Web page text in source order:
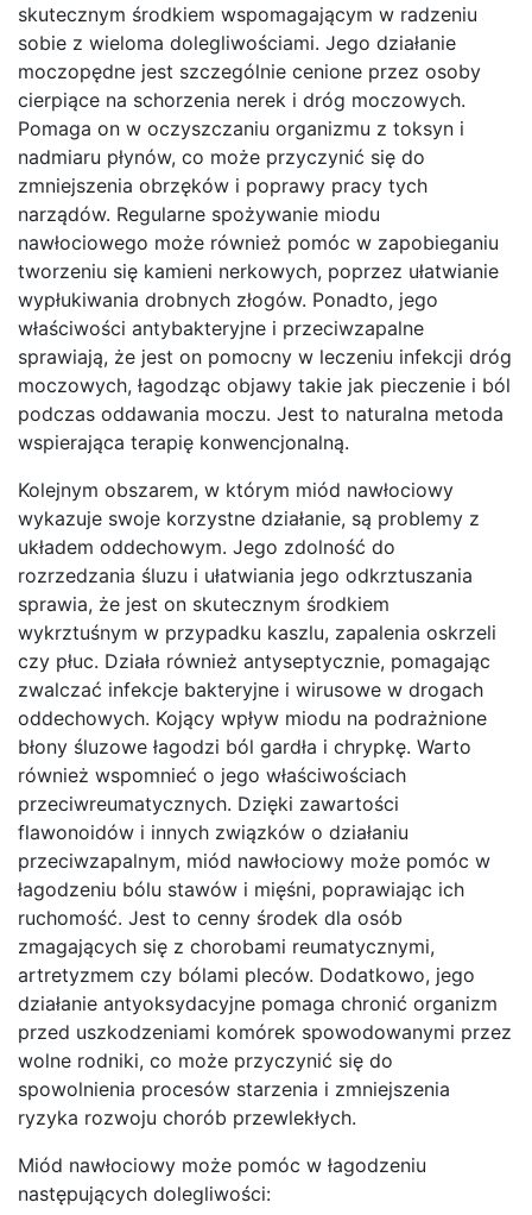
skutecznym środkiem wspomagającym w radzeniu
sobie z wieloma dolegliwościami. Jego działanie
moczopędne jest szczególnie cenione przez osoby
cierpiące na schorzenia nerek i dróg moczowych.
Pomaga on w oczyszczaniu organizmu z toksyn i
nadmiaru płynów, co może przyczynić się do
zmniejszenia obrzęków i poprawy pracy tych
narządów. Regularne spożywanie miodu
nawłociowego może również pomóc w zapobieganiu
tworzeniu się kamieni nerkowych, poprzez ułatwianie
wypłukiwania drobnych złogów. Ponadto, jego
właściwości antybakteryjne i przeciwzapalne
sprawiają, że jest on pomocny w leczeniu infekcji dróg
moczowych, łagodząc objawy takie jak pieczenie i ból
podczas oddawania moczu. Jest to naturalna metoda
wspierająca terapię konwencjonalną.
Kolejnym obszarem, w którym miód nawłociowy
wykazuje swoje korzystne działanie, są problemy z
układem oddechowym. Jego zdolność do
rozrzedzania śluzu i ułatwiania jego odkrztuszania
sprawia, że jest on skutecznym środkiem
wykrztuśnym w przypadku kaszlu, zapalenia oskrzeli
czy płuc. Działa również antyseptycznie, pomagając
zwalczać infekcje bakteryjne i wirusowe w drogach
oddechowych. Kojący wpływ miodu na podrażnione
błony śluzowe łagodzi ból gardła i chrypkę. Warto
również wspomnieć o jego właściwościach
przeciwreumatycznych. Dzięki zawartości
flawonoidów i innych związków o działaniu
przeciwzapalnym, miód nawłociowy może pomóc w
łagodzeniu bólu stawów i mięśni, poprawiając ich
ruchomość. Jest to cenny środek dla osób
zmagających się z chorobami reumatycznymi,
artretyzmem czy bólami pleców. Dodatkowo, jego
działanie antyoksydacyjne pomaga chronić organizm
przed uszkodzeniami komórek spowodowanymi przez
wolne rodniki, co może przyczynić się do
spowolnienia procesów starzenia i zmniejszenia
ryzyka rozwoju chorób przewlekłych.
Miód nawłociowy może pomóc w łagodzeniu
następujących dolegliwości: